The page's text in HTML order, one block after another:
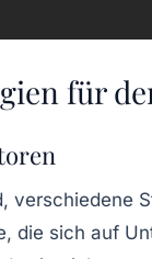
für
verschiedene
, die sich auf